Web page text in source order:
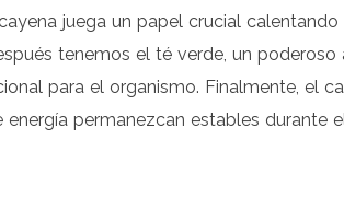
juega un papel crucial calentando
tenemos el té verde, un poderoso
para el organismo. Finalmente, el
permanezcan estables durante